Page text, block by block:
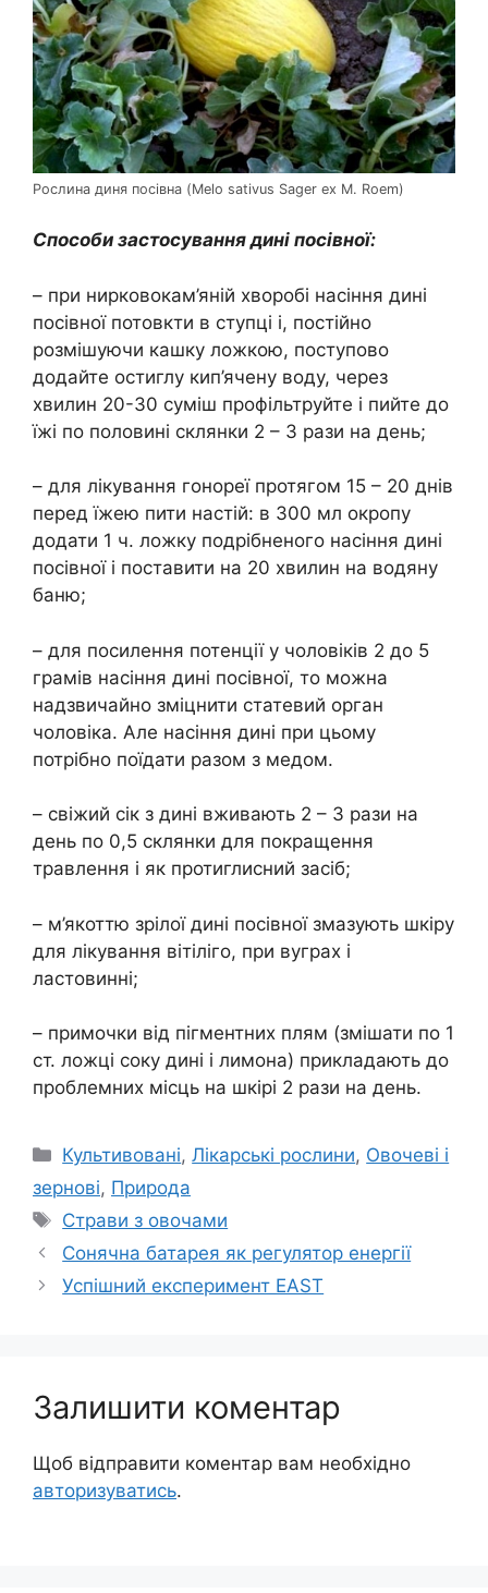
Рослина диня посівна (Melo sativus Sager ex M. Roem)
Способи застосування дині посівної:
– при нирковокам’яній хворобі насіння дині
посівної потовкти в ступці і, постійно
розмішуючи кашку ложкою, поступово
додайте остиглу кип’ячену воду, через
хвилин 20-30 суміш профільтруйте і пийте до
їжі по половині склянки 2 – 3 рази на день;
– для лікування гонореї протягом 15 – 20 днів
перед їжею пити настій: в 300 мл окропу
додати 1 ч. ложку подрібненого насіння дині
посівної і поставити на 20 хвилин на водяну
баню;
– для посилення потенції у чоловіків 2 до 5
грамів насіння дині посівної, то можна
надзвичайно зміцнити статевий орган
чоловіка. Але насіння дині при цьому
потрібно поїдати разом з медом.
– свіжий сік з дині вживають 2 – 3 рази на
день по 0,5 склянки для покращення
травлення і як протиглисний засіб;
– м’якоттю зрілої дині посівної змазують шкіру
для лікування вітіліго, при вуграх і
ластовинні;
– примочки від пігментних плям (змішати по 1
ст. ложці соку дині і лимона) прикладають до
проблемних місць на шкірі 2 рази на день.
Категорії
Культивовані,Лікарські рослини, Овочеві і
зернові, Природа
Позначки
Страви з овочами
Сонячна батарея як регулятор енергії
Успішний експеримент EAST
Залишити коментар
Щоб відправити коментар вам необхідно
авторизуватись.